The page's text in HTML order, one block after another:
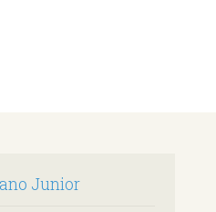
Junior